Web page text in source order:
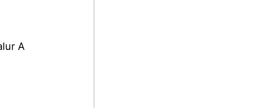
A